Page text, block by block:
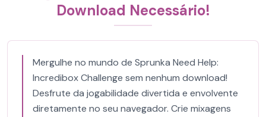
Download Necessário!
Mergulhe no mundo de Sprunka Need Help:
Incredibox Challenge sem nenhum download!
Desfrute da jogabilidade divertida e envolvente
diretamente no seu navegador. Crie mixagens